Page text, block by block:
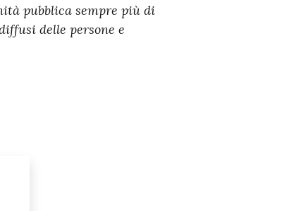
pubblica sempre più di
delle persone e